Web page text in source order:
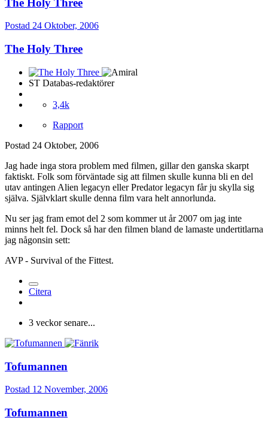
Postad 24 Oktober, 2006
The Holy Three
ST Databas-redaktörer
3,4k
Rapport
Postad 24 Oktober, 2006
Jag hade inga stora problem med filmen, gillar den ganska skarpt
faktiskt. Folk som förväntade sig att filmen skulle kunna bli en del
utav antingen Alien legacyn eller Predator legacyn får ju skylla sig
själva. Självklart skulle denna film vara helt annorlunda.
Nu ser jag fram emot del 2 som kommer ut år 2007 om jag inte
minns helt fel. Dock så har den filmen bland de lamaste undertitlarna
jag någonsin sett:
AVP - Survival of the Fittest.
Citera
3 veckor senare...
Tofumannen
Postad 12 November, 2006
Tofumannen